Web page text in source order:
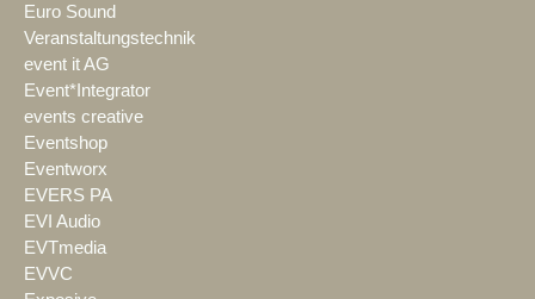
Euro Sound
Veranstaltungstechnik
event it AG
Event*Integrator
events creative
Eventshop
Eventworx
EVERS PA
EVI Audio
EVTmedia
EVVC